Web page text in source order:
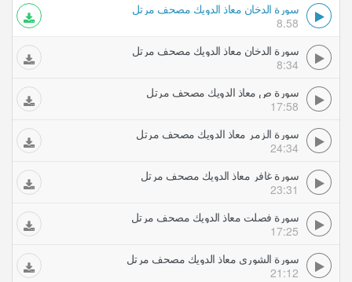
سورة الدخان معاذ الدويك مصحف مرتل
8.58
سورة الدخان معاذ الدويك مصحف مرتل
8:34
سورة ص معاذ الدويك مصحف مرتل
17:58
سورة الزمر معاذ الدويك مصحف مرتل
24:34
سورة غافر معاذ الدويك مصحف مرتل
23:31
سورة فصلت معاذ الدويك مصحف مرتل
17:25
سورة الشورى معاذ الدويك مصحف مرتل
21:12